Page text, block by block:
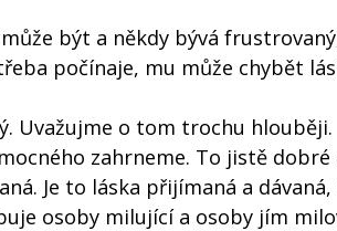
být a někdy bývá
počínaje, mu může chybět
Uvažujme o tom trochu hlouběji.
zahrneme. To jistě dobré
Je to láska přijímaná a
osoby milující a osoby jím